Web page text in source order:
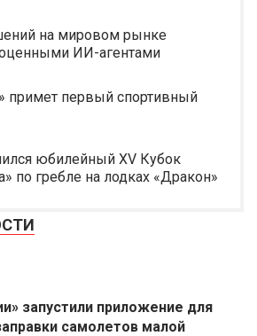
на мировом рынке
ИИ-агентами
примет первый спортивный
юбилейный XV Кубок
по гребле на лодках «Дракон»
запустили приложение для
самолетов малой